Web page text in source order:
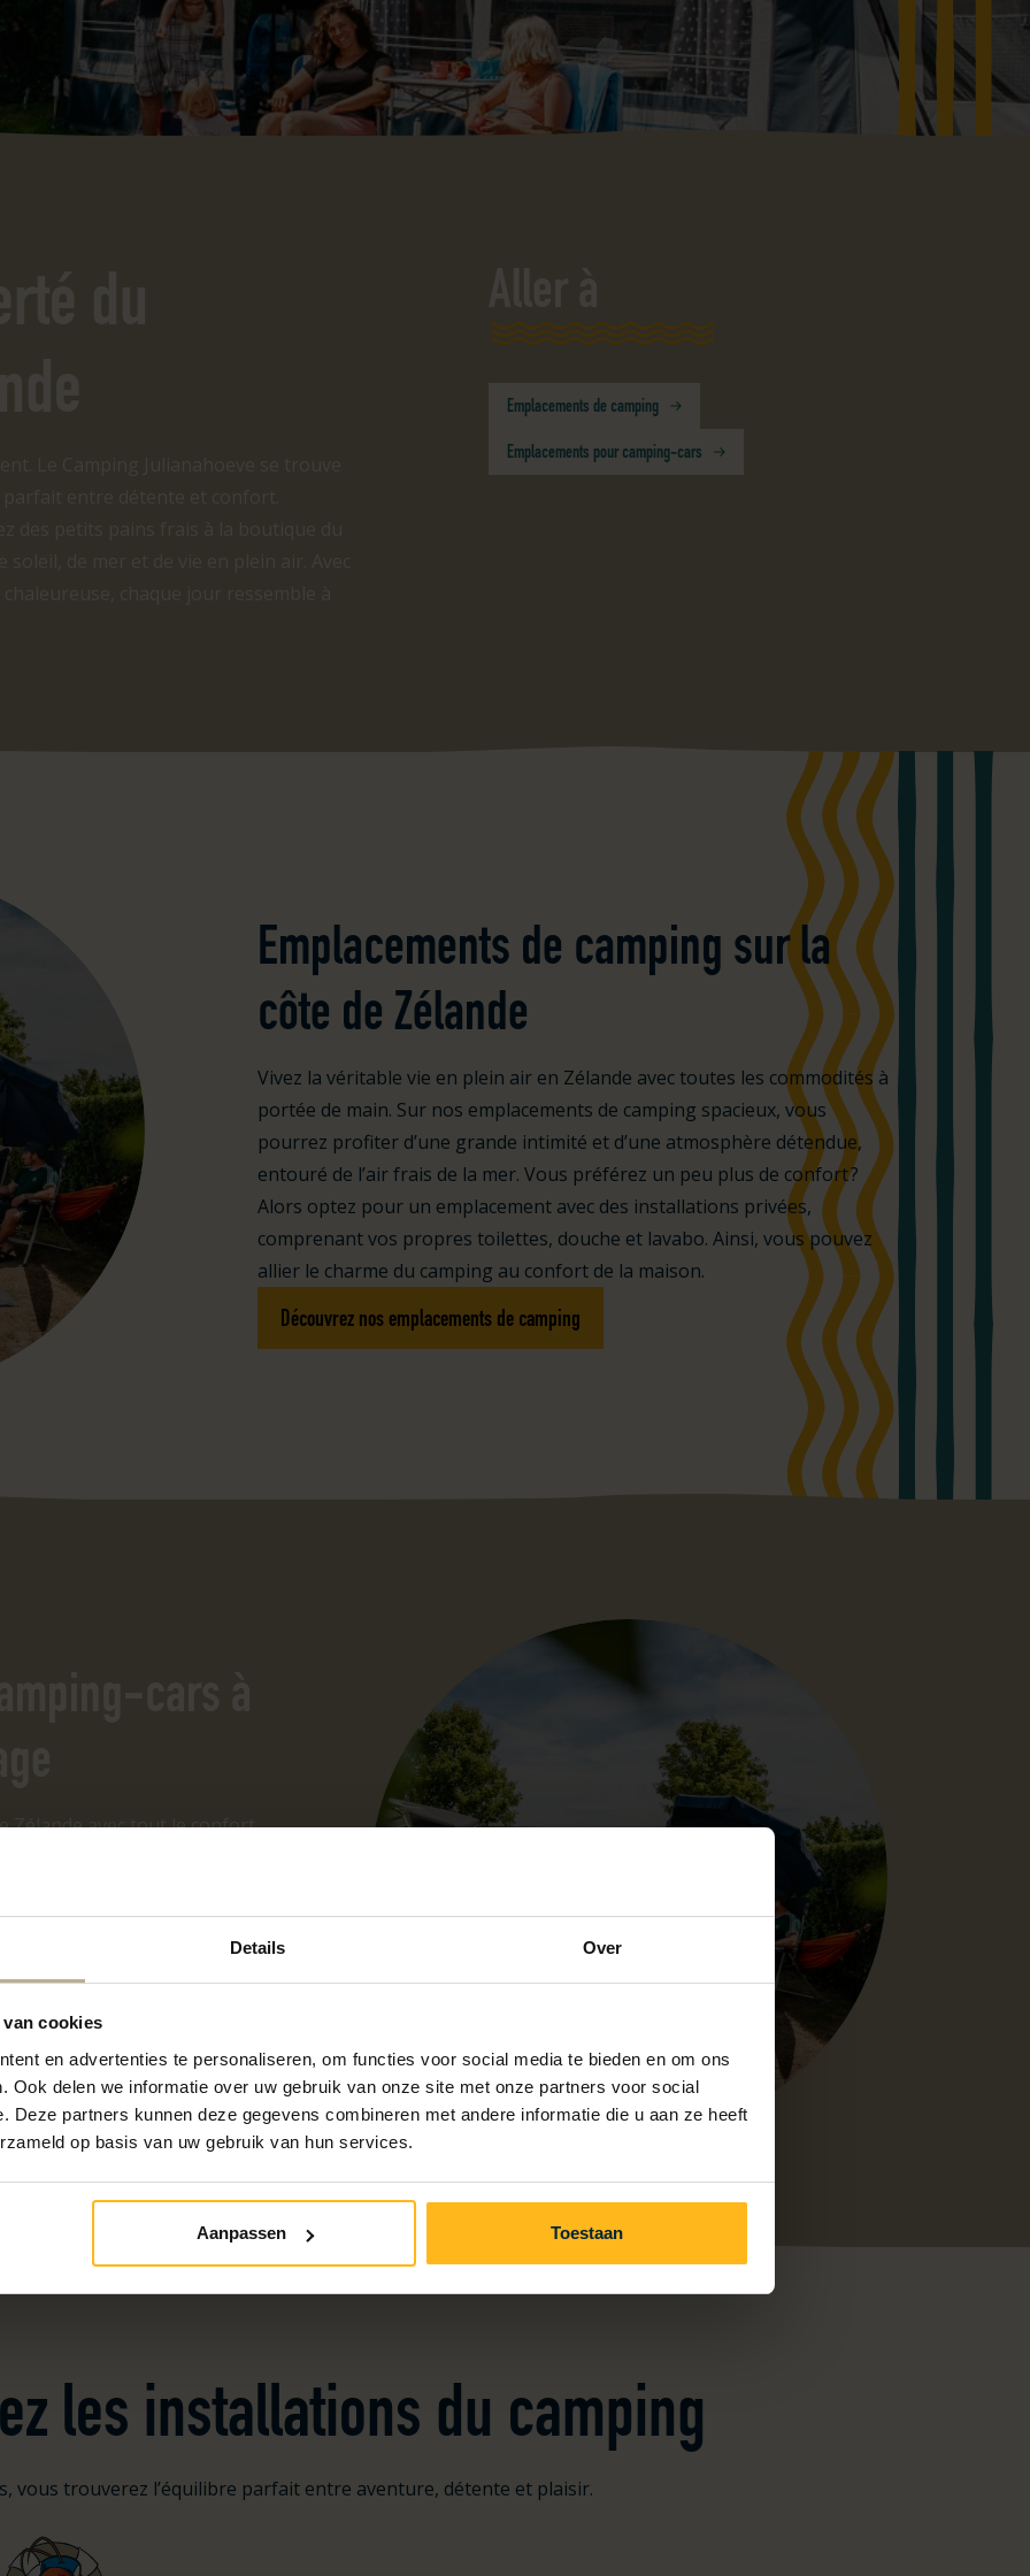
Details Over
cookies
en advertenties te personaliseren, om functies voor social media te bieden en om ons
Ook delen we informatie over uw gebruik van onze site met onze partners voor social
Deze partners kunnen deze gegevens combineren met andere informatie die u aan ze heeft
op basis van uw gebruik van hun services.
Aanpassen Toestaan
Emplacements de camping
Emplacements pour camping-cars
Emplacements de camping sur la
côte de Zélande
Vivez la véritable vie en plein air en Zélande avec toutes les commodités à
portée de main. Sur nos emplacements de camping spacieux, vous
pourrez profiter d’une grande intimité et d’une atmosphère détendue,
entouré de l’air frais de la mer. Vous préférez un peu plus de confort ?
Alors optez pour un emplacement avec des installations privées,
comprenant vos propres toilettes, douche et lavabo. Ainsi, vous pouvez
allier le charme du camping au confort de la maison.
Découvrez nos emplacements de camping
cars à
Zélande avec tout le confort
des emplacements
sont disponibles,
la vie en plein air dans
mer, les dunes et l’air frais.
ou sans installations
Zélande à son meilleur.
les installations du camping
vous trouverez l’équilibre parfait entre aventure, détente et plaisir.